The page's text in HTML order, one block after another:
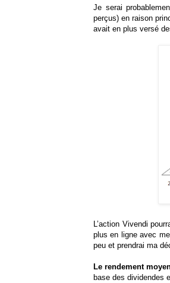
Je serai
perçus) en raison
avait en plus versé
L’action Vivendi
plus en ligne avec
peu et prendrai ma
Le rendement
base des dividendes